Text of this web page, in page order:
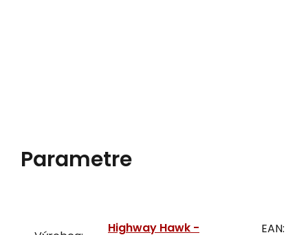
Parametre
Highway Hawk -
EAN: